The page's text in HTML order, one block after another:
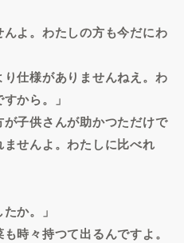
んよ。わたしの方も今だにわ
り仕様がありませんねえ。わ
から。」
が子供さんが助かつただけで
せんよ。わたしに比べれ
か。」
時々持つて出るんですよ。